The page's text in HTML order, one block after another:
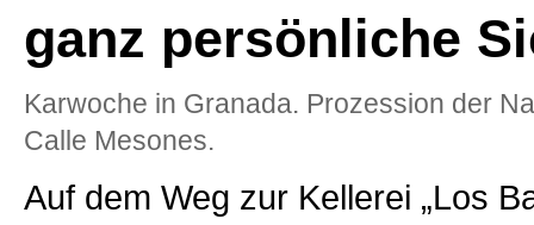
ganz persönliche
Karwoche in Granada. Prozession der
Calle Mesones.
Auf dem Weg zur Kellerei „Los